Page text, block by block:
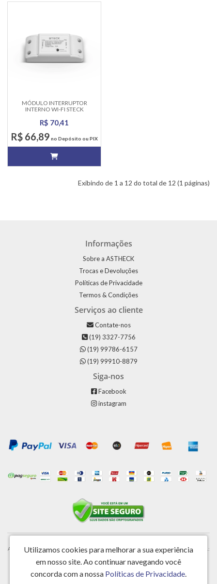
MÓDULO INTERRUPTOR
INTERNO WI-FI STECK
R$ 70,41
R$ 66,89 no Depósito ou PIX
Exibindo de 1 a 12 do total de 12 (1 páginas)
Informações
Sobre a ASTHECK
Trocas e Devoluções
Políticas de Privacidade
Termos & Condições
Serviços ao cliente
Contate-nos
(19) 3327-7756
(19) 99786-6157
(19) 99910-8879
Siga-nos
Facebook
instagram
Astheck Montagens, Import Distrib Material Elétrico Ltda - CNPJ: 16.863.633/0001-63 - I.E.:
708.167.860.114
Rua Elso Previtale 950 - Jardim Alto da Colina - Valinhos / SP - CEP 13272-300
Utilizamos cookies para melhorar a sua experiência
em nosso site.Ao continuar navegando você
concorda com a nossa Políticas de Privacidade.